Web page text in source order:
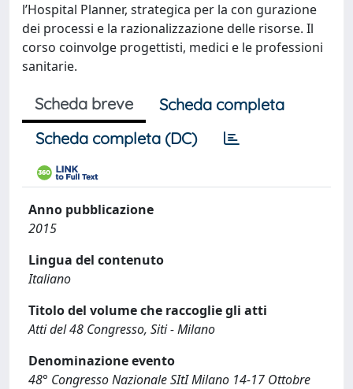
l’Hospital Planner, strategica per la con gurazione
dei processi e la razionalizzazione delle risorse. Il
corso coinvolge progettisti, medici e le professioni
sanitarie.
Scheda breve
Scheda completa
Scheda completa (DC)
Anno pubblicazione
2015
Lingua del contenuto
Italiano
Titolo del volume che raccoglie gli atti
Atti del 48 Congresso, Siti - Milano
Denominazione evento
48° Congresso Nazionale SItI Milano 14-17 Ottobre